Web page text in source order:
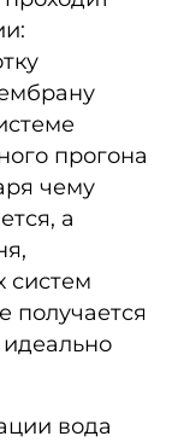
прогона
чему
а
систем
получается
идеально
вода